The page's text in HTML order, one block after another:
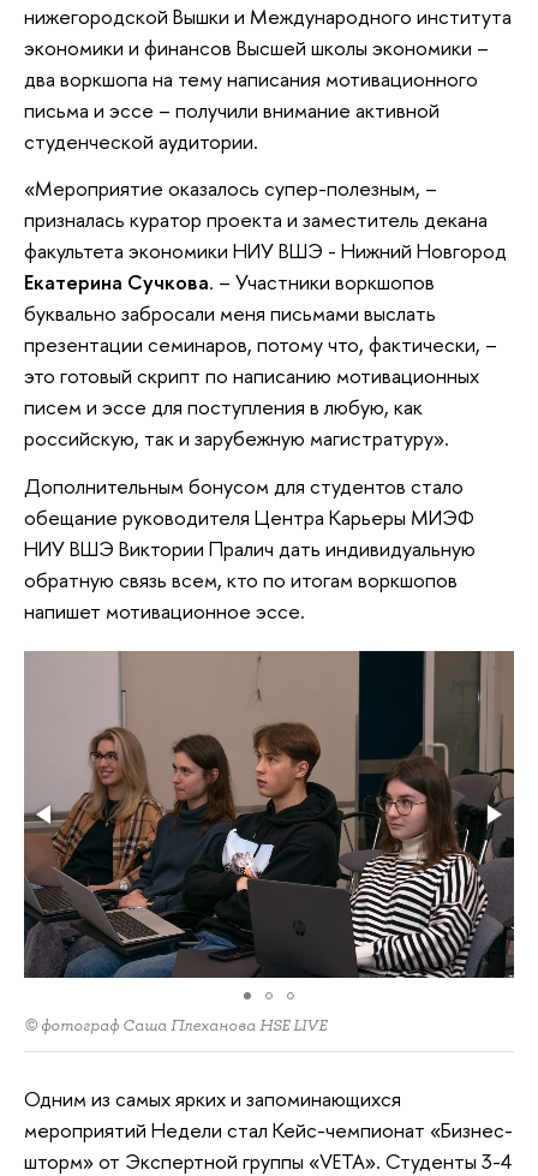
нижегородской Вышки и Международного института
экономики и финансов Высшей школы экономики –
два воркшопа на тему написания мотивационного
письма и эссе – получили внимание активной
студенческой аудитории.
«Мероприятие оказалось супер-полезным, –
призналась куратор проекта и заместитель декана
факультета экономики НИУ ВШЭ - Нижний Новгород
Екатерина Сучкова. – Участники воркшопов
буквально забросали меня письмами выслать
презентации семинаров, потому что, фактически, –
это готовый скрипт по написанию мотивационных
писем и эссе для поступления в любую, как
российскую, так и зарубежную магистратуру».
Дополнительным бонусом для студентов стало
обещание руководителя Центра Карьеры МИЭФ
НИУ ВШЭ Виктории Пралич дать индивидуальную
обратную связь всем, кто по итогам воркшопов
напишет мотивационное эссе.
© фотограф Саша Плеханова HSE LIVE
Одним из самых ярких и запоминающихся
мероприятий Недели стал Кейс-чемпионат «Бизнес-
шторм» от Экспертной группы «VETA». Студенты 3-4